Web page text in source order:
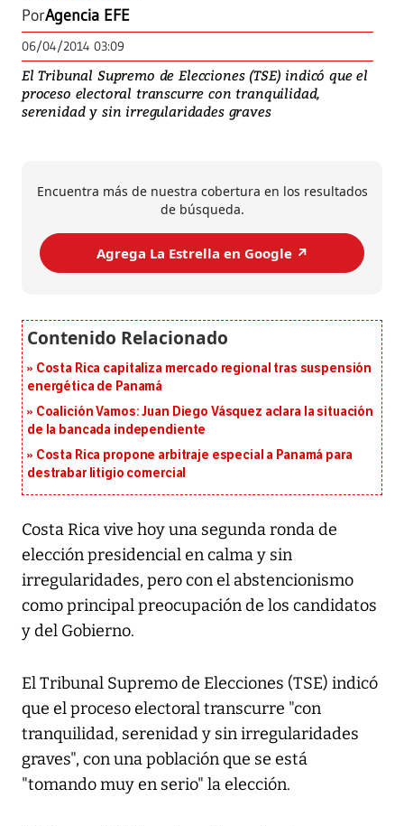
PorAgencia EFE
06/04/2014 03:09
El Tribunal Supremo de Elecciones (TSE) indicó que el
proceso electoral transcurre con tranquilidad,
serenidad y sin irregularidades graves
Encuentra más de nuestra cobertura en los resultados
de búsqueda.
Agrega La Estrella en Google ↗️
Costa Rica capitaliza mercado regional tras suspensión
energética de Panamá
Coalición Vamos: Juan Diego Vásquez aclara la situación
de la bancada independiente
Costa Rica propone arbitraje especial a Panamá para
destrabar litigio comercial
Costa Rica vive hoy una segunda ronda de
elección presidencial en calma y sin
irregularidades, pero con el abstencionismo
como principal preocupación de los candidatos
y del Gobierno.
El Tribunal Supremo de Elecciones (TSE) indicó
que el proceso electoral transcurre "con
tranquilidad, serenidad y sin irregularidades
graves", con una población que se está
"tomando muy en serio" la elección.